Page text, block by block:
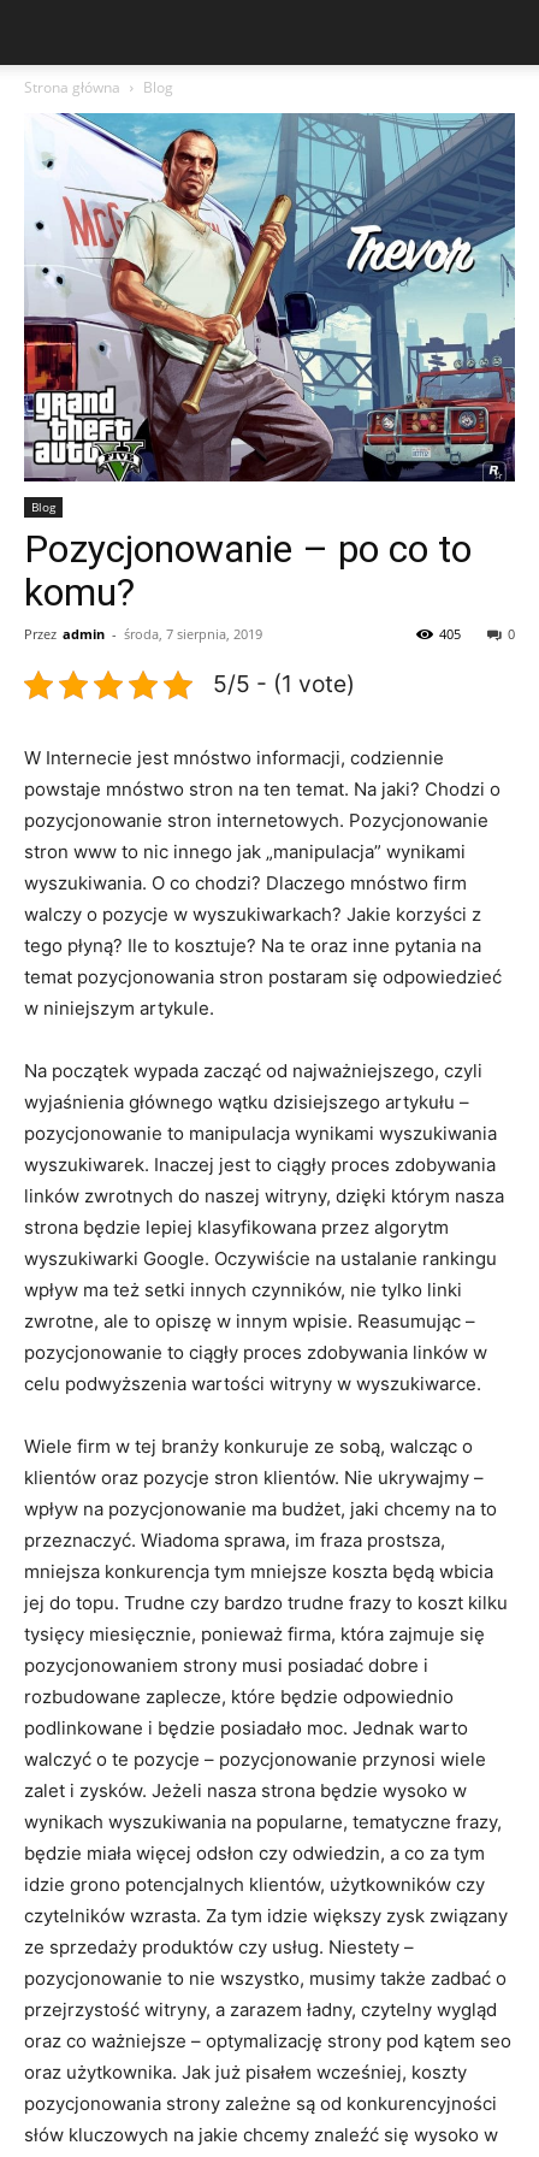
Strona główna Blog
Blog
Pozycjonowanie – po co to
komu?
Przez admin - środa, 7 sierpnia, 2019 0
405
5/5 - (1 vote)
W Internecie jest mnóstwo informacji, codziennie
powstaje mnóstwo stron na ten temat. Na jaki? Chodzi o
pozycjonowanie stron internetowych. Pozycjonowanie
stron www to nic innego jak „manipulacja” wynikami
wyszukiwania. O co chodzi? Dlaczego mnóstwo firm
walczy o pozycje w wyszukiwarkach? Jakie korzyści z
tego płyną? Ile to kosztuje? Na te oraz inne pytania na
temat pozycjonowania stron postaram się odpowiedzieć
w niniejszym artykule.
Na początek wypada zacząć od najważniejszego, czyli
wyjaśnienia głównego wątku dzisiejszego artykułu –
pozycjonowanie to manipulacja wynikami wyszukiwania
wyszukiwarek. Inaczej jest to ciągły proces zdobywania
linków zwrotnych do naszej witryny, dzięki którym nasza
strona będzie lepiej klasyfikowana przez algorytm
wyszukiwarki Google. Oczywiście na ustalanie rankingu
wpływ ma też setki innych czynników, nie tylko linki
zwrotne, ale to opiszę w innym wpisie. Reasumując –
pozycjonowanie to ciągły proces zdobywania linków w
celu podwyższenia wartości witryny w wyszukiwarce.
Wiele firm w tej branży konkuruje ze sobą, walcząc o
klientów oraz pozycje stron klientów. Nie ukrywajmy –
wpływ na pozycjonowanie ma budżet, jaki chcemy na to
przeznaczyć. Wiadoma sprawa, im fraza prostsza,
mniejsza konkurencja tym mniejsze koszta będą wbicia
jej do topu. Trudne czy bardzo trudne frazy to koszt kilku
tysięcy miesięcznie, ponieważ firma, która zajmuje się
pozycjonowaniem strony musi posiadać dobre i
rozbudowane zaplecze, które będzie odpowiednio
podlinkowane i będzie posiadało moc. Jednak warto
walczyć o te pozycje – pozycjonowanie przynosi wiele
zalet i zysków. Jeżeli nasza strona będzie wysoko w
wynikach wyszukiwania na popularne, tematyczne frazy,
będzie miała więcej odsłon czy odwiedzin, a co za tym
idzie grono potencjalnych klientów, użytkowników czy
czytelników wzrasta. Za tym idzie większy zysk związany
ze sprzedaży produktów czy usług. Niestety –
pozycjonowanie to nie wszystko, musimy także zadbać o
przejrzystość witryny, a zarazem ładny, czytelny wygląd
oraz co ważniejsze – optymalizację strony pod kątem seo
oraz użytkownika. Jak już pisałem wcześniej, koszty
pozycjonowania strony zależne są od konkurencyjności
słów kluczowych na jakie chcemy znaleźć się wysoko w